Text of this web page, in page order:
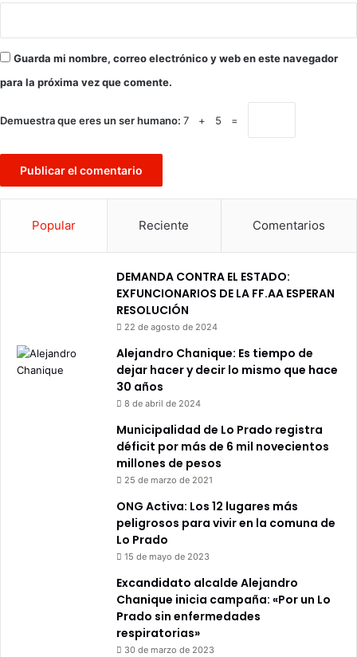
Guarda mi nombre, correo electrónico y web en este navegador
para la próxima vez que comente.
Demuestra que eres un ser humano: 7 + 5 =
Popular Reciente Comentarios
DEMANDA CONTRA EL ESTADO:
EXFUNCIONARIOS DE LA FF.AA ESPERAN
RESOLUCIÓN
22 de agosto de 2024
Alejandro Chanique: Es tiempo de
dejar hacer y decir lo mismo que hace
30 años
8 de abril de 2024
Municipalidad de Lo Prado registra
déficit por más de 6 mil novecientos
millones de pesos
25 de marzo de 2021
ONG Activa: Los 12 lugares más
peligrosos para vivir en la comuna de
Lo Prado
15 de mayo de 2023
Excandidato alcalde Alejandro
Chanique inicia campaña: «Por un Lo
Prado sin enfermedades
respiratorias»
30 de marzo de 2023